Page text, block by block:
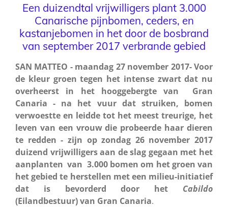
Een duizendtal vrijwilligers plant 3.000
Canarische pijnbomen, ceders, en
kastanjebomen in het door de bosbrand
van september 2017 verbrande gebied
SAN MATTEO - maandag 27 november 2017- Voor
de kleur groen tegen het intense zwart dat nu
overheerst in het hooggebergte van Gran
Canaria - na het vuur dat struiken, bomen
verwoestte en leidde tot het meest treurige, het
leven van een vrouw die probeerde haar dieren
te redden - zijn op zondag 26 november 2017
duizend vrijwilligers aan de slag gegaan met het
aanplanten van 3.000 bomen om het groen van
het gebied te herstellen met een milieu-initiatief
dat is bevorderd door het Cabildo
(Eilandbestuur) van Gran Canaria.